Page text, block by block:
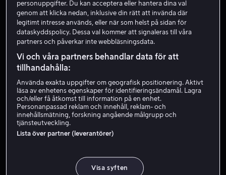
Len Cariou
Skådespelare
personuppgifter. Du kan acceptera eller hantera dina val
genom att klicka nedan, inklusive din rätt att invända där
legitimt intresse används, eller när som helst på sidan för
dataskyddspolicy. Dessa val kommer att signaleras till våra
partners och påverkar inte webbläsningsdata.
Vi och våra partners behandlar data för att
tillhandahålla:
Använda exakta uppgifter om geografisk positionering. Aktivt
läsa av enhetens egenskaper för identifieringsändamål. Lagra
och/eller få åtkomst till information på en enhet.
Personanpassad reklam och innehåll, reklam- och
innehållsmätning, forskning angående målgrupp och
tjänsteutveckling.
Lista över partner (leverantörer)
Visa syften